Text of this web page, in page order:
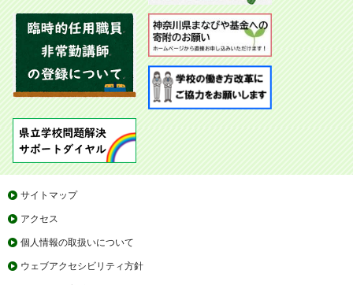
サイトマップ
アクセス
個人情報の取扱いについて
ウェブアクセシビリティ方針